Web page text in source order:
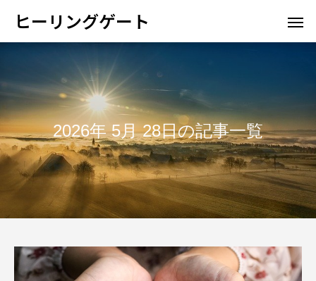
ヒーリングゲート
2026年 5月 28日の記事一覧